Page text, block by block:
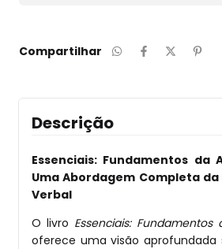
Compartilhar
Descrição
Essenciais: Fundamentos da
Uma Abordagem Completa
Verbal
O livro Essenciais: Fundamentos
oferece uma visão aprofundada